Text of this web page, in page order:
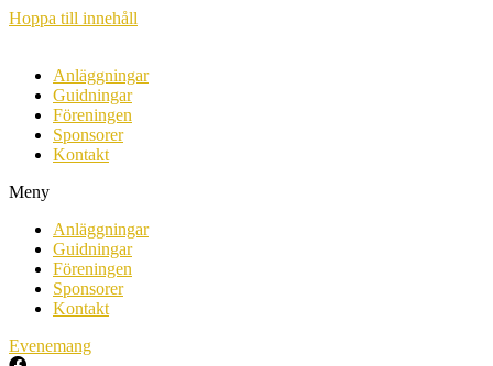
Hoppa till innehåll
Anläggningar
Guidningar
Föreningen
Sponsorer
Kontakt
Meny
Anläggningar
Guidningar
Föreningen
Sponsorer
Kontakt
Evenemang